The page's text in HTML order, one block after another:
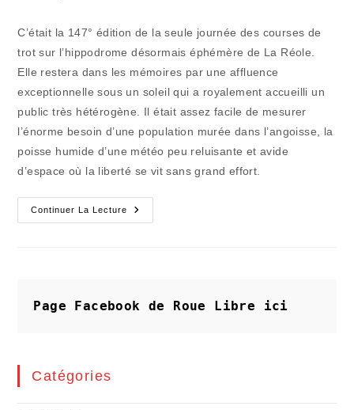
publication :
C’était la 147° édition de la seule journée des courses de
trot sur l’hippodrome désormais éphémère de La Réole.
Elle restera dans les mémoires par une affluence
exceptionnelle sous un soleil qui a royalement accueilli un
public très hétérogène. Il était assez facile de mesurer
l’énorme besoin d’une population murée dans l’angoisse, la
poisse humide d’une météo peu reluisante et avide
d’espace où la liberté se vit sans grand effort.
Continuer La Lecture
Le
Bonheur
Page Facebook de Roue Libre ici
Catégories